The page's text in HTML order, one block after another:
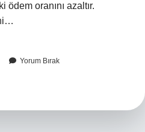
ödem oranını azaltır.
Yorum Bırak